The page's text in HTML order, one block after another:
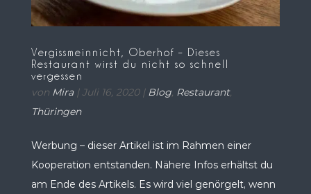
Vergissmeinnicht, Oberhof – Dieses
Restaurant wirst du nicht so schnell
vergessen
von Mira| Juli 16, 2020| Blog, Restaurant,
Thüringen
Werbung – dieser Artikel ist im Rahmen einer
Kooperation entstanden. Nähere Infos erhältst du
am Ende des Artikels. Es wird viel genörgelt, wenn